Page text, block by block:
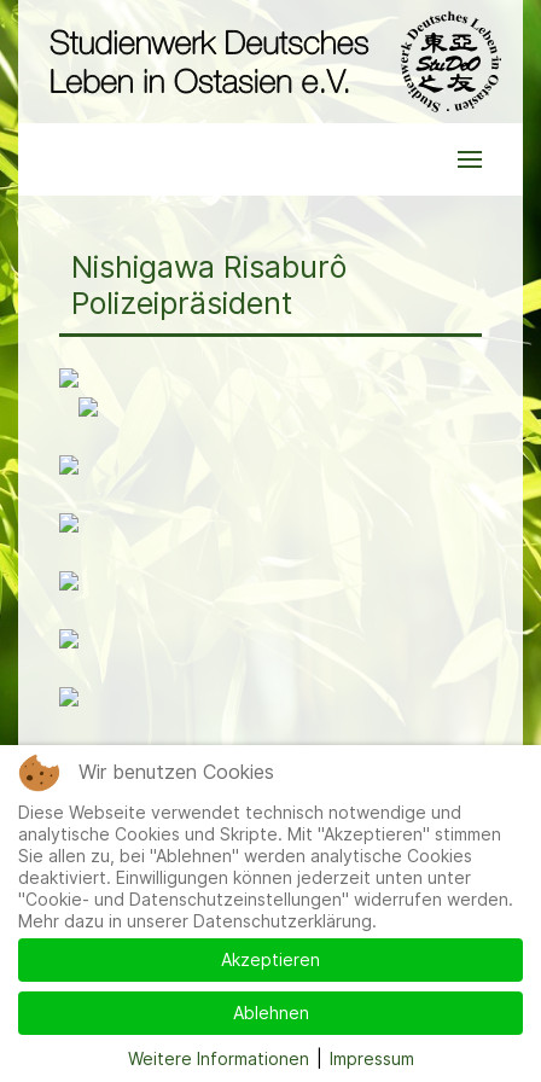
Nishigawa Risaburô
Polizeipräsident
Mitglieder|Impressum|Datenschutzerklärung|Cookie-
und Datenschutzeinstellungen
Wir benutzen Cookies
Diese Webseite verwendet technisch notwendige und
analytische Cookies und Skripte. Mit "Akzeptieren" stimmen
Sie allen zu, bei "Ablehnen" werden analytische Cookies
deaktiviert. Einwilligungen können jederzeit unten unter
"Cookie- und Datenschutzeinstellungen" widerrufen werden.
Mehr dazu in unserer Datenschutzerklärung.
Akzeptieren
Ablehnen
Weitere Informationen Impressum